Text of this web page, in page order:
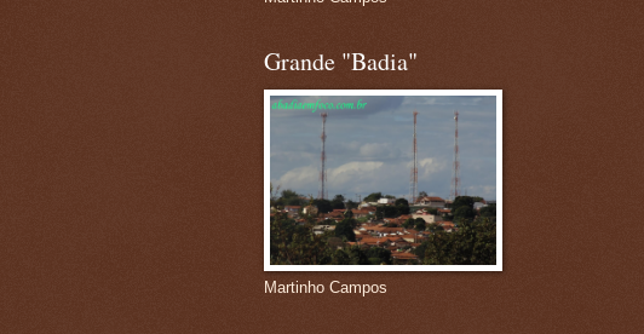
Grande "Badia"
Martinho Campos